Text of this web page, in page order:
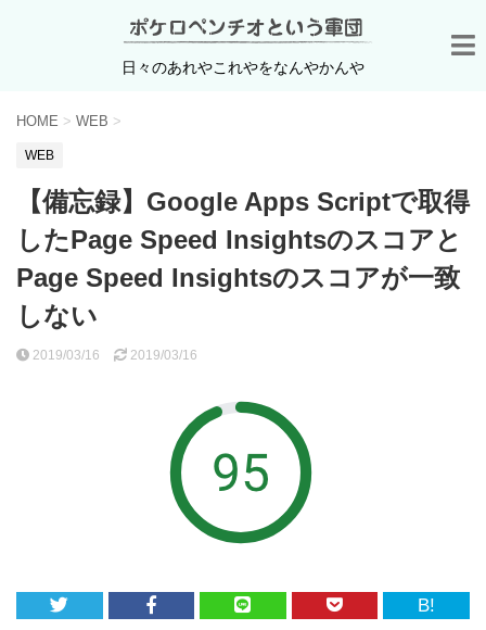
日々のあれやこれやをなんやかんや
HOME > WEB >
WEB
【備忘録】Google Apps Scriptで取得
したPage Speed Insightsのスコアと
Page Speed Insightsのスコアが一致
しない
2019/03/16 2019/03/16
B!